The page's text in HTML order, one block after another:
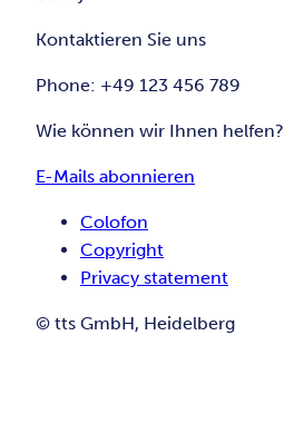
Kontaktieren Sie uns
Phone: +49 123 456 789
Wie können wir Ihnen helfen?
E-Mails abonnieren
Colofon
Copyright
Privacy statement
© tts GmbH, Heidelberg